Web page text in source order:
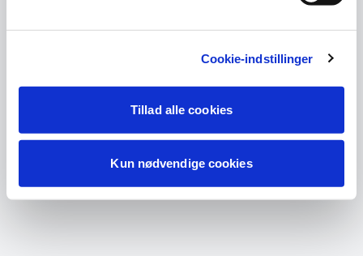
Cookie-indstillinger
Tillad alle cookies
Kun nødvendige cookies